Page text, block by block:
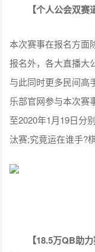
【个人公会双赛道
本次赛事在报名方面
报名外，各大直播大
与此同时更多民间高
乐部官网参与本次赛
至2020年1月19日分
汰赛;究竟运在谁手?
【18.5万QB助力